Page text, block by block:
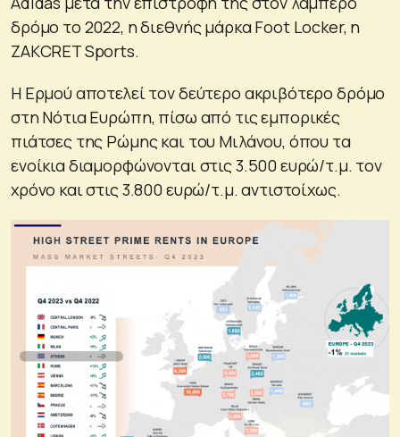
δρόμο το 2022, η διεθνής μάρκα Foot Locker, η
ZAKCRET Sports.
Η Ερμού αποτελεί τον δεύτερο ακριβότερο δρόμο
στη Νότια Ευρώπη, πίσω από τις εμπορικές
πιάτσες της Ρώμης και του Μιλάνου, όπου τα
ενοίκια διαμορφώνονται στις 3.500 ευρώ/τ.μ. τον
χρόνο και στις 3.800 ευρώ/τ.μ. αντιστοίχως.